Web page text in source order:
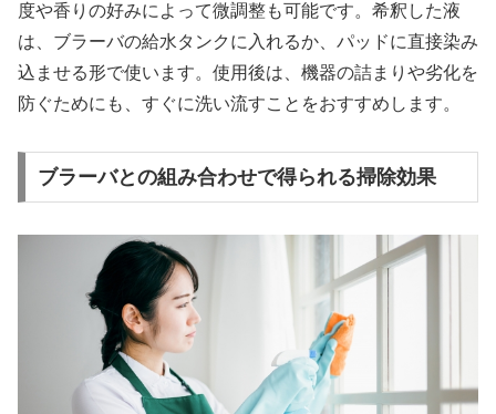
度や香りの好みによって微調整も可能です。希釈した液
は、ブラーバの給水タンクに入れるか、パッドに直接染み
込ませる形で使います。使用後は、機器の詰まりや劣化を
防ぐためにも、すぐに洗い流すことをおすすめします。
ブラーバとの組み合わせで得られる掃除効果